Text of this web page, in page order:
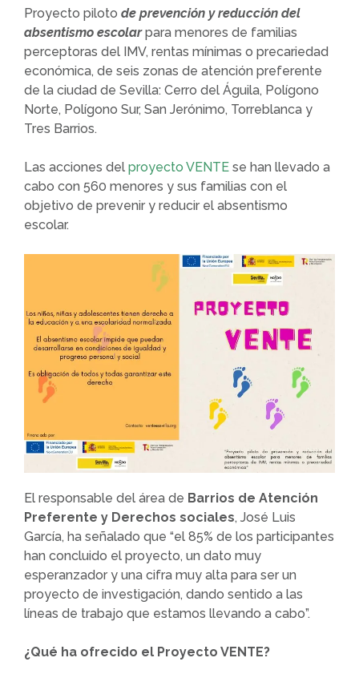
Proyecto piloto de prevención y reducción del
absentismo escolarpara menores de familias
perceptoras del IMV, rentas mínimas o precariedad
económica, de seis zonas de atención preferente
de la ciudad de Sevilla: Cerro del Águila, Polígono
Norte, Polígono Sur, San Jerónimo, Torreblanca y
Tres Barrios.
Las acciones del proyecto VENTE se han llevado a
cabo con 560 menores y sus familias con el
objetivo de prevenir y reducir el absentismo
escolar.
El responsable del área de Barrios de Atención
Preferente y Derechos sociales, José Luis
García, ha señalado que “el 85% de los participantes
han concluido el proyecto, un dato muy
esperanzador y una cifra muy alta para ser un
proyecto de investigación, dando sentido a las
líneas de trabajo que estamos llevando a cabo”.
¿Qué ha ofrecido el Proyecto VENTE?